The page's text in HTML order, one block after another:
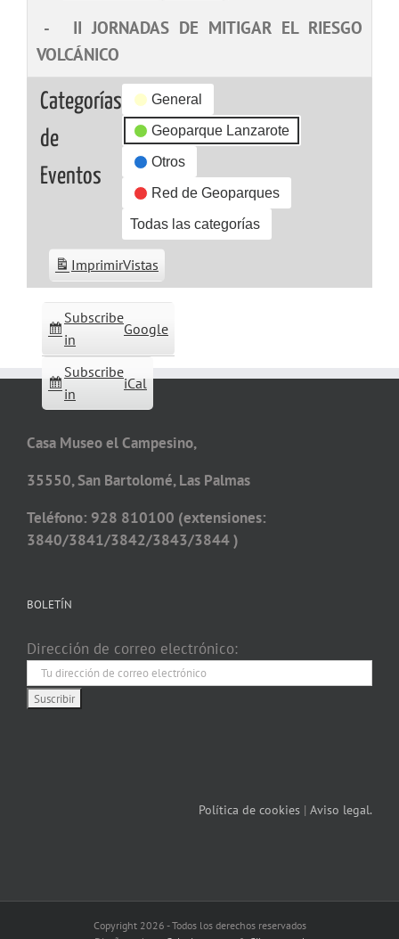
-
II JORNADAS DE MITIGAR EL RIESGO
VOLCÁNICO
Categorías
de
Eventos
General
Geoparque Lanzarote
Otros
Red de Geoparques
Todas las categorías
Subscribe
in
Google
Subscribe
in
iCal
ImprimirVistas
Casa Museo el Campesino,
35550, San Bartolomé, Las Palmas
Teléfono: 928 810100 (extensiones:
3840/3841/3842/3843/3844 )
BOLETÍN
Dirección de correo electrónico:
Política de cookies | Aviso legal.
Copyright 2026 - Todos los derechos reservados